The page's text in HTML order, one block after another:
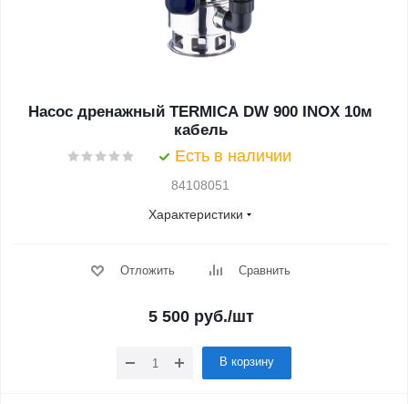
Насос дренажный TERMICA DW 900 INOX 10м
кабель
Есть в наличии
84108051
Характеристики
Отложить Сравнить
5 500руб./шт
В корзину